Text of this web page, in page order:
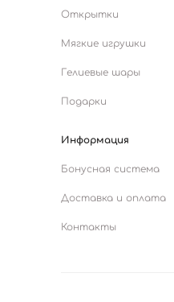
Открытки
Мягкие игрушки
Гелиевые шары
Подарки
Информация
Бонусная система
Доставка и оплата
Контакты